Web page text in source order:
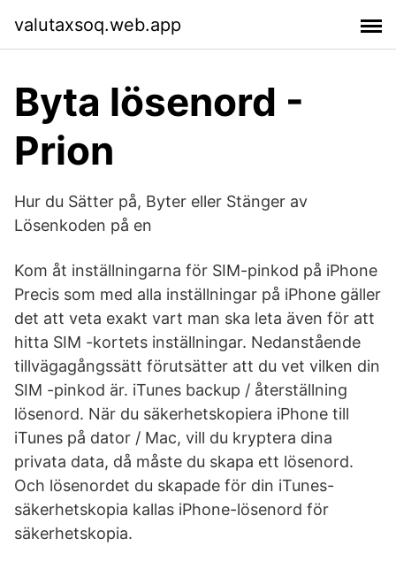
valutaxsoq.web.app
Byta lösenord -
Prion
Hur du Sätter på, Byter eller Stänger av
Lösenkoden på en
Kom åt inställningarna för SIM-pinkod på iPhone
Precis som med alla inställningar på iPhone gäller
det att veta exakt vart man ska leta även för att
hitta SIM -kortets inställningar. Nedanstående
tillvägagångssätt förutsätter att du vet vilken din
SIM -pinkod är. iTunes backup / återställning
lösenord. När du säkerhetskopiera iPhone till
iTunes på dator / Mac, vill du kryptera dina
privata data, då måste du skapa ett lösenord.
Och lösenordet du skapade för din iTunes-
säkerhetskopia kallas iPhone-lösenord för
säkerhetskopia.